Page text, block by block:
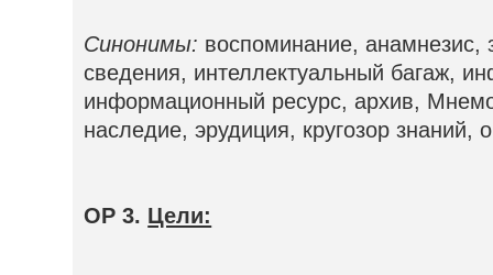
Синонимы: воспоминание, анамнезис,
сведения, интеллектуальный багаж,
информационный ресурс, архив,
наследие, эрудиция, кругозор знаний,
ОР 3. Цели: